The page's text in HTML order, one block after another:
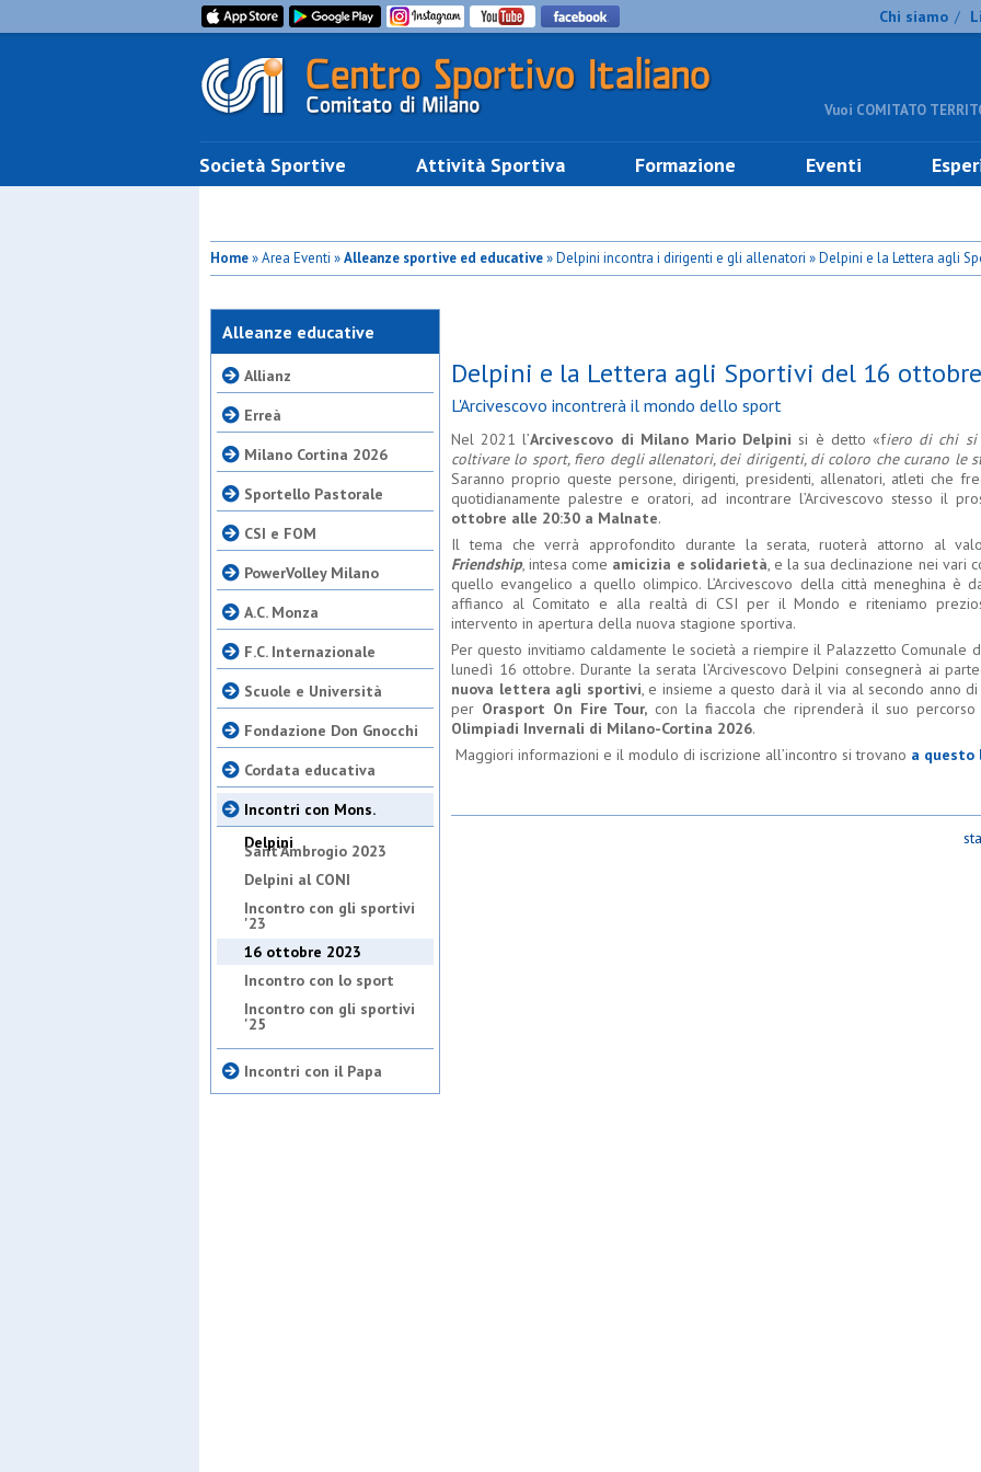
Chi siamo /
Vuoi COMITATO
Società Sportive Attività Sportiva Formazione Eventi
Home» Area Eventi »Alleanze sportive ed educative» Delpini incontra i dirigenti e gli allenatori » Delpini e la Lettera agli
Alleanze educative
Allianz
Erreà
Milano Cortina 2026
Sportello Pastorale
CSI e FOM
PowerVolley Milano
A.C. Monza
F.C. Internazionale
Scuole e Università
Fondazione Don Gnocchi
Cordata educativa
Incontri con Mons.
Delpini
Sant'Ambrogio 2023
Delpini al CONI
Incontro con gli sportivi
'23
16 ottobre 2023
Incontro con lo sport
Incontro con gli sportivi
'25
Incontri con il Papa
Delpini e la Lettera agli Sportivi del 16 ottobre
L'Arcivescovo incontrerà il mondo dello sport
Nel 2021 l’Arcivescovo di Milano Mario Delpinisi è detto «fiero di chi si
coltivare lo sport, fiero degli allenatori, dei dirigenti, di coloro che curano le
Saranno proprio queste persone, dirigenti, presidenti, allenatori, atleti che
quotidianamente palestre e oratori, ad incontrare l’Arcivescovo stesso il
ottobre alle 20:30 a Malnate.
Il tema che verrà approfondito durante la serata, ruoterà attorno al
Friendship, intesa come amicizia e solidarietà, e la sua declinazione nei vari
quello evangelico a quello olimpico. L’Arcivescovo della città meneghina è
affianco al Comitato e alla realtà di CSI per il Mondo e riteniamo
intervento in apertura della nuova stagione sportiva.
Per questo invitiamo caldamente le società a riempire il Palazzetto Comunale
lunedì 16 ottobre. Durante la serata l’Arcivescovo Delpini consegnerà ai
nuova lettera agli sportivi, e insieme a questo darà il via al secondo anno di
per Orasport On Fire Tour, con la fiaccola che riprenderà il suo
Olimpiadi Invernali di Milano-Cortina 2026.
Maggiori informazioni e il modulo di iscrizione all’incontro si trovano a questo